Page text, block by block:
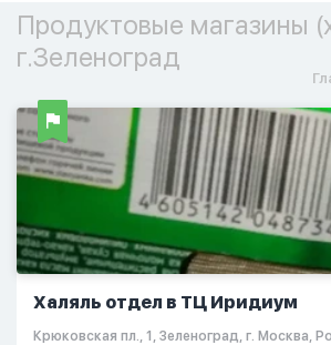
Продуктовые магазины
г.Зеленоград
Халяль отдел в ТЦ Иридиум
Крюковская пл., 1, Зеленоград, г. Москва,